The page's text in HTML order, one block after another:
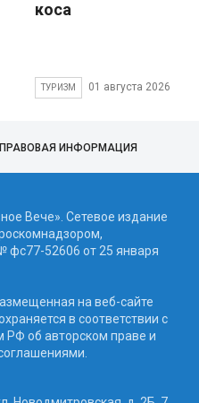
коса
ТУРИЗМ 01 августа 2026
ПРАВОВАЯ ИНФОРМАЦИЯ
Вече». Сетевое издание
фc77-52606 от 25 января
на веб-сайте
в соответствии с
РФ об авторском праве и